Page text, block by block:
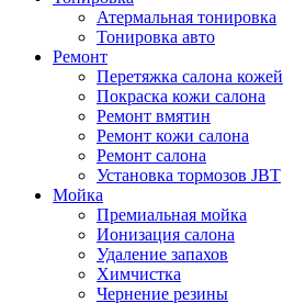
Атермальная тонировка
Тонировка авто
Ремонт
Перетяжка салона кожей
Покраска кожи салона
Ремонт вмятин
Ремонт кожи салона
Ремонт салона
Установка тормозов JBT
Мойка
Премиальная мойка
Ионизация салона
Удаление запахов
Химчистка
Чернение резины